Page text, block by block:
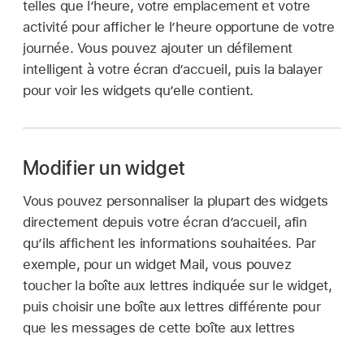
telles que l’heure, votre emplacement et votre
activité pour afficher le l’heure opportune de votre
journée. Vous pouvez ajouter un défilement
intelligent à votre écran d’accueil, puis la balayer
pour voir les widgets qu’elle contient.
Modifier un widget
Vous pouvez personnaliser la plupart des widgets
directement depuis votre écran d’accueil, afin
qu’ils affichent les informations souhaitées. Par
exemple, pour un widget Mail, vous pouvez
toucher la boîte aux lettres indiquée sur le widget,
puis choisir une boîte aux lettres différente pour
que les messages de cette boîte aux lettres